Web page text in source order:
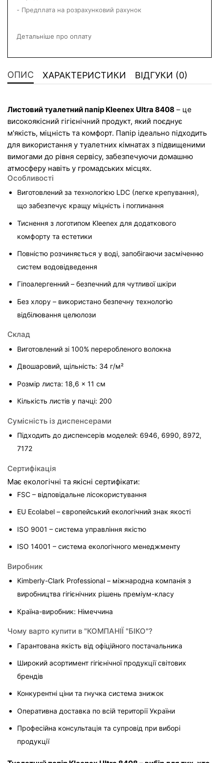
- Предплата на розрахунковий рахунок
Детальніше про оплату
ОПИС ХАРАКТЕРИСТИКИ ВІДГУКИ (0)
Листовий туалетний папір Kleenex Ultra 8408 – це
високоякісний гігієнічний продукт, який поєднує
м'якість, міцність та комфорт. Папір ідеально підходить
для використання у туалетних кімнатах з підвищеними
вимогами до рівня сервісу, забезпечуючи домашню
атмосферу навіть у громадських місцях.
Особливості
Виготовлений за технологією LDC (легке крепування),
що забезпечує кращу міцність і поглинання
Тиснення з логотипом Kleenex для додаткового
комфорту та естетики
Повністю розчиняється у воді, запобігаючи засміченню
систем водовідведення
Гіпоалергенний – безпечний для чутливої шкіри
Без хлору – використано безпечну технологію
відбілювання целюлози
Склад
Виготовлений зі 100% переробленого волокна
Двошаровий, щільність: 34 г/м²
Розмір листа: 18,6 × 11 см
Кількість листів у пачці: 200
Сумісність із диспенсерами
Підходить до диспенсерів моделей: 6946, 6990, 8972,
7172
Сертифікація
Має екологічні та якісні сертифікати:
FSC – відповідальне лісокористування
EU Ecolabel – європейський екологічний знак якості
ISO 9001 – система управління якістю
ISO 14001 – система екологічного менеджменту
Виробник
Kimberly-Clark Professional – міжнародна компанія з
виробництва гігієнічних рішень преміум-класу
Країна-виробник: Німеччина
Чому варто купити в "КОМПАНІЇ "БІКО"?
Гарантована якість від офіційного постачальника
Широкий асортимент гігієнічної продукції світових
брендів
Конкурентні ціни та гнучка система знижок
Оперативна доставка по всій території України
Професійна консультація та супровід при виборі
продукції